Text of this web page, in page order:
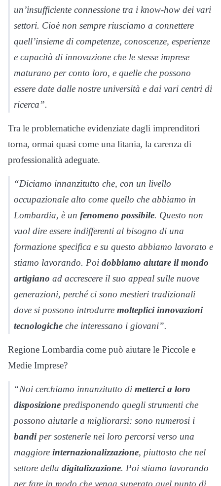
un’insufficiente connessione tra i know-how dei vari
settori. Cioè non sempre riusciamo a connettere
quell’insieme di competenze, conoscenze, esperienze
e capacità di innovazione che le stesse imprese
maturano per conto loro, e quelle che possono
essere date dalle nostre università e dai vari centri di
ricerca”.
Tra le problematiche evidenziate dagli imprenditori
torna, ormai quasi come una litania, la carenza di
professionalità adeguate.
“Diciamo innanzitutto che, con un livello
occupazionale alto come quello che abbiamo in
Lombardia, è un fenomeno possibile. Questo non
vuol dire essere indifferenti al bisogno di una
formazione specifica e su questo abbiamo lavorato e
stiamo lavorando. Poi dobbiamo aiutare il mondo
artigiano ad accrescere il suo appeal sulle nuove
generazioni, perché ci sono mestieri tradizionali
dove si possono introdurre molteplici innovazioni
tecnologiche che interessano i giovani”.
Regione Lombardia come può aiutare le Piccole e
Medie Imprese?
“Noi cerchiamo innanzitutto di metterci a loro
disposizione predisponendo quegli strumenti che
possono aiutarle a migliorarsi: sono numerosi i
bandiper sostenerle nei loro percorsi verso una
maggiore internazionalizzazione, piuttosto che nel
settore della digitalizzazione. Poi stiamo lavorando
per fare in modo che venga superato quel punto di